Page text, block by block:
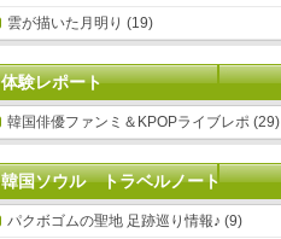
雲が描いた月明り (19)
体験レポート
韓国俳優ファンミ＆KPOPライブレポ (29)
韓国ソウル トラベルノート
パクボゴムの聖地 足跡巡り情報♪ (9)